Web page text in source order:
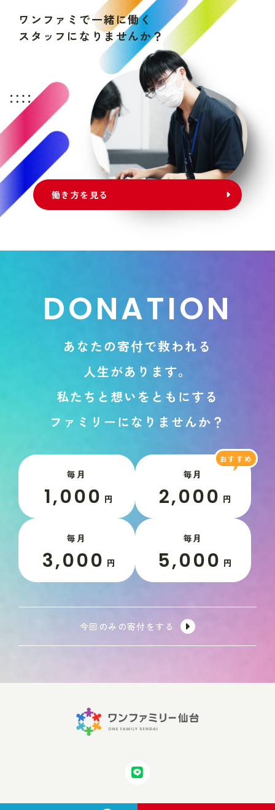
ワ ン フ ァ ミ で一緒に働く
ス タ ッ フ にな りま せんか？
働き方を見る
DONATION
あ な たの寄付で救われ る
人生があ り ま す。
私た ち と 想い を と も にする
フ ァ ミ リ ーに な り ま せんか ？
毎月
1,000 円
毎月
2,000 円
毎月
3,000 円
毎月
5,000 円
今回のみの寄付をする